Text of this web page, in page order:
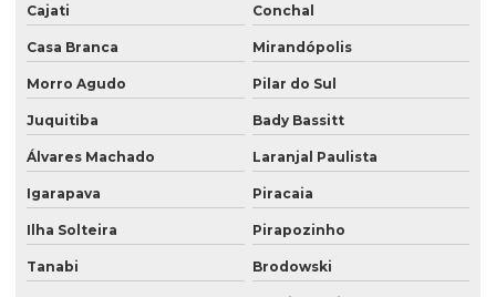
Cajati Conchal
Casa Branca Mirandópolis
Morro Agudo Pilar do Sul
Juquitiba Bady Bassitt
Álvares Machado Laranjal Paulista
Igarapava Piracaia
Ilha Solteira Pirapozinho
Tanabi Brodowski